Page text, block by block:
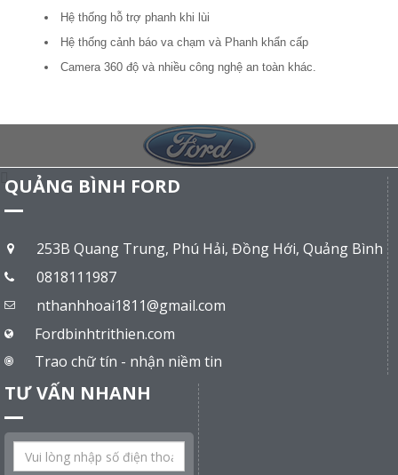
Hệ thống hỗ trợ phanh khi lùi
Hệ thống cảnh báo va chạm và Phanh khẩn cấp
Camera 360 độ và nhiều công nghệ an toàn khác.
QUẢNG BÌNH FORD
253B Quang Trung, Phú Hải, Đồng Hới, Quảng Bình
0818111987
nthanhhoai1811@gmail.com
Fordbinhtrithien.com
Trao chữ tín - nhận niềm tin
TƯ VẤN NHANH